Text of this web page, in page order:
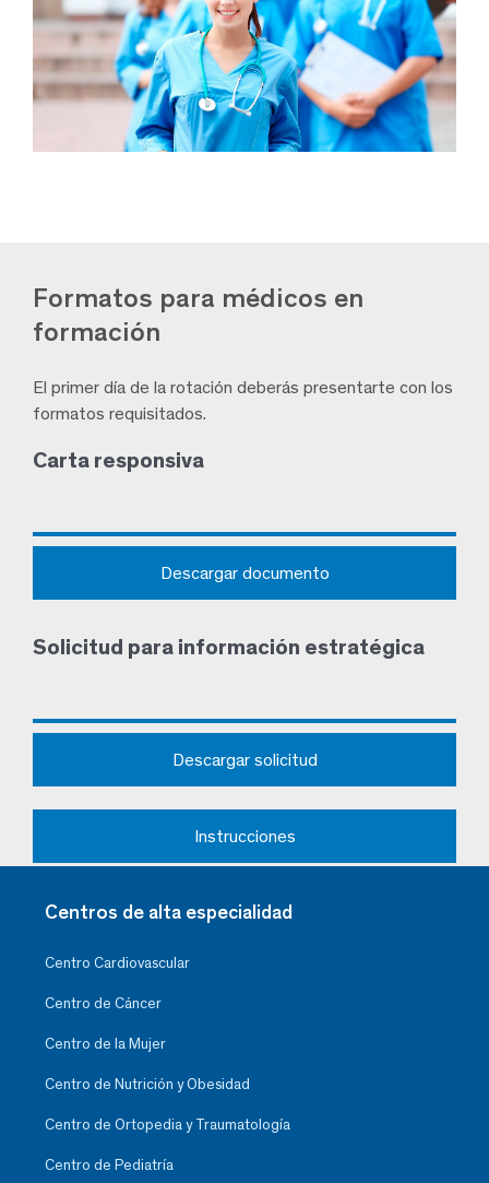
Formatos para médicos en
formación
El primer día de la rotación deberás presentarte con los
formatos requisitados.
Carta responsiva
Descargar documento
Solicitud para información estratégica
Descargar solicitud
Instrucciones
Centros de alta especialidad
Centro Cardiovascular
Centro de Cáncer
Centro de la Mujer
Centro de Nutrición y Obesidad
Centro de Ortopedia y Traumatología
Centro de Pediatría